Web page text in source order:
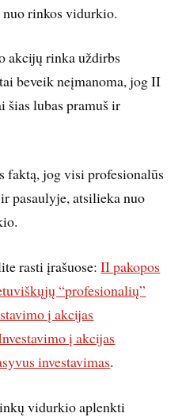
rinkos vidurkio.
akcijų rinka uždirbs
beveik neįmanoma, jog II
šias lubas pramuš ir
faktą, jog visi profesionalūs
pasaulyje, atsilieka nuo
rasti įrašuose:II pakopos
“profesionalių”
į akcijas
į akcijas
investavimas.
vidurkio aplenkti